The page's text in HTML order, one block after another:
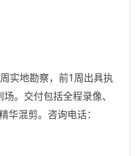
实地勘察，前1周出具执
。交付包括全程录像、
华混剪。咨询电话：